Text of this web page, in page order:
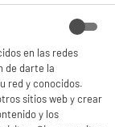
en las redes
de darte la
red y conocidos.
sitios web y crear
y los